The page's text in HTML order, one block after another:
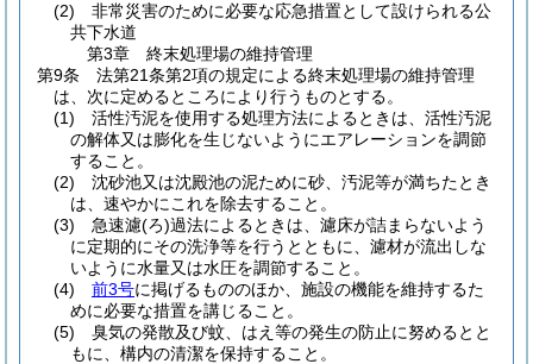
(2)
非常災害のために必要な応急措置として設けられる公
共下水道
第3章
終末処理場の維持管理
第9条
法第21条第2項の規定による終末処理場の維持管理
は、次に定めるところにより行うものとする。
(1)
活性汚泥を使用する処理方法によるときは、活性汚泥
の解体又は膨化を生じないようにエアレーションを調節
すること。
(2)
沈砂池又は沈殿池の泥ために砂、汚泥等が満ちたとき
は、速やかにこれを除去すること。
(3)
急速濾(ろ)過法によるときは、濾床が詰まらないよう
に定期的にその洗浄等を行うとともに、濾材が流出しな
いように水量又は水圧を調節すること。
(4)
前3号に掲げるもののほか、施設の機能を維持するた
めに必要な措置を講じること。
(5)
臭気の発散及び蚊、はえ等の発生の防止に努めるとと
もに、構内の清潔を保持すること。